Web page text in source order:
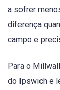
a sofrer
diferença
campo e
Para o
do Ipswich e